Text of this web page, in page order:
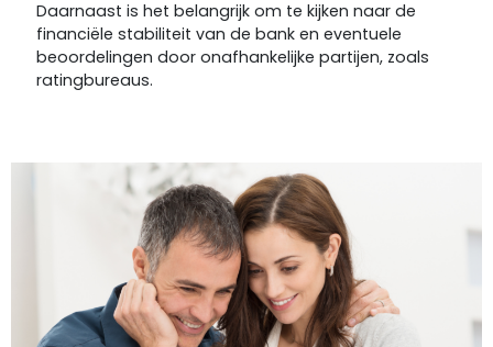
Daarnaast is het belangrijk om te kijken naar de
financiële stabiliteit van de bank en eventuele
beoordelingen door onafhankelijke partijen, zoals
ratingbureaus.